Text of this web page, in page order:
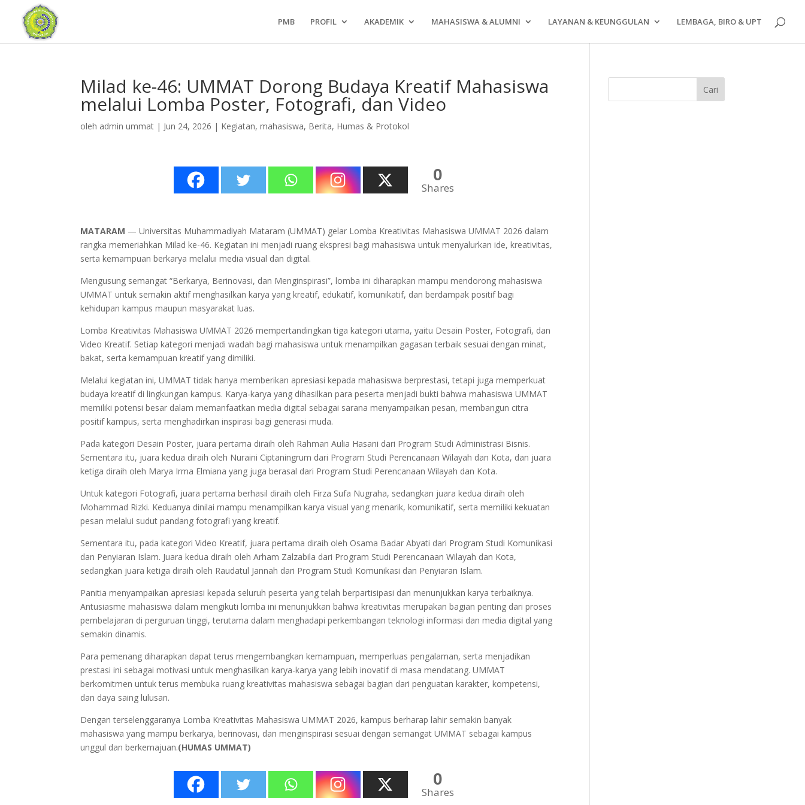
PMB PROFIL AKADEMIK MAHASISWA & ALUMNI LAYANAN & KEUNGGULAN LEMBAGA, BIRO & UPT
Milad ke-46: UMMAT Dorong Budaya Kreatif Mahasiswa
melalui Lomba Poster, Fotografi, dan Video
oleh admin ummat | Jun 24, 2026 | Kegiatan,mahasiswa, Berita, Humas & Protokol
0
Shares
MATARAM — Universitas Muhammadiyah Mataram (UMMAT) gelar Lomba Kreativitas Mahasiswa UMMAT 2026 dalam
rangka memeriahkan Milad ke-46. Kegiatan ini menjadi ruang ekspresi bagi mahasiswa untuk menyalurkan ide, kreativitas,
serta kemampuan berkarya melalui media visual dan digital.
Mengusung semangat “Berkarya, Berinovasi, dan Menginspirasi”, lomba ini diharapkan mampu mendorong mahasiswa
UMMAT untuk semakin aktif menghasilkan karya yang kreatif, edukatif, komunikatif, dan berdampak positif bagi
kehidupan kampus maupun masyarakat luas.
Lomba Kreativitas Mahasiswa UMMAT 2026 mempertandingkan tiga kategori utama, yaitu Desain Poster, Fotografi, dan
Video Kreatif. Setiap kategori menjadi wadah bagi mahasiswa untuk menampilkan gagasan terbaik sesuai dengan minat,
bakat, serta kemampuan kreatif yang dimiliki.
Melalui kegiatan ini, UMMAT tidak hanya memberikan apresiasi kepada mahasiswa berprestasi, tetapi juga memperkuat
budaya kreatif di lingkungan kampus. Karya-karya yang dihasilkan para peserta menjadi bukti bahwa mahasiswa UMMAT
memiliki potensi besar dalam memanfaatkan media digital sebagai sarana menyampaikan pesan, membangun citra
positif kampus, serta menghadirkan inspirasi bagi generasi muda.
Pada kategori Desain Poster, juara pertama diraih oleh Rahman Aulia Hasani dari Program Studi Administrasi Bisnis.
Sementara itu, juara kedua diraih oleh Nuraini Ciptaningrum dari Program Studi Perencanaan Wilayah dan Kota, dan juara
ketiga diraih oleh Marya Irma Elmiana yang juga berasal dari Program Studi Perencanaan Wilayah dan Kota.
Untuk kategori Fotografi, juara pertama berhasil diraih oleh Firza Sufa Nugraha, sedangkan juara kedua diraih oleh
Mohammad Rizki. Keduanya dinilai mampu menampilkan karya visual yang menarik, komunikatif, serta memiliki kekuatan
pesan melalui sudut pandang fotografi yang kreatif.
Sementara itu, pada kategori Video Kreatif, juara pertama diraih oleh Osama Badar Abyati dari Program Studi Komunikasi
dan Penyiaran Islam. Juara kedua diraih oleh Arham Zalzabila dari Program Studi Perencanaan Wilayah dan Kota,
sedangkan juara ketiga diraih oleh Raudatul Jannah dari Program Studi Komunikasi dan Penyiaran Islam.
Panitia menyampaikan apresiasi kepada seluruh peserta yang telah berpartisipasi dan menunjukkan karya terbaiknya.
Antusiasme mahasiswa dalam mengikuti lomba ini menunjukkan bahwa kreativitas merupakan bagian penting dari proses
pembelajaran di perguruan tinggi, terutama dalam menghadapi perkembangan teknologi informasi dan media digital yang
semakin dinamis.
Para pemenang diharapkan dapat terus mengembangkan kemampuan, memperluas pengalaman, serta menjadikan
prestasi ini sebagai motivasi untuk menghasilkan karya-karya yang lebih inovatif di masa mendatang. UMMAT
berkomitmen untuk terus membuka ruang kreativitas mahasiswa sebagai bagian dari penguatan karakter, kompetensi,
dan daya saing lulusan.
Dengan terselenggaranya Lomba Kreativitas Mahasiswa UMMAT 2026, kampus berharap lahir semakin banyak
mahasiswa yang mampu berkarya, berinovasi, dan menginspirasi sesuai dengan semangat UMMAT sebagai kampus
unggul dan berkemajuan.(HUMAS UMMAT)
0
Shares